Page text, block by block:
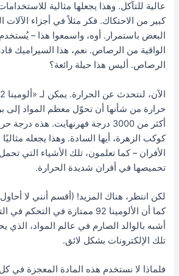
عالية للتآكل. وهذا يجعلها مثالية
كبير من الاحتكاك. فكر مثلاً في أجزاء الآلات
البعض باستمرار. أوه، واسمعوا هذا –
الواقية من الرصاص. نعم، هذا السيراميك
الرصاص. أليس هذا حيلة رائعة؟
حرارة من شأنها أن تحوّل معظم المواد
أكثر من 3000 درجة فهرنهايت. هذه
كوكب الزهرة، أيها السادة. وهذا يجعله
الأفران – كما تعلمون، تلك الأشياء التي تحمل
تحميصها في أفران شديدة الحرارة.
لكن انتظر، هناك المزيد! (أقسم أنني لا
كما أن الألومينا 92 ممتازة في
أشبه بالوالد الصارم في عالم المواد،
تلك الإلكترونات بشكل لائق.
فلماذا لا نستخدم هذه المادة المعجزة في